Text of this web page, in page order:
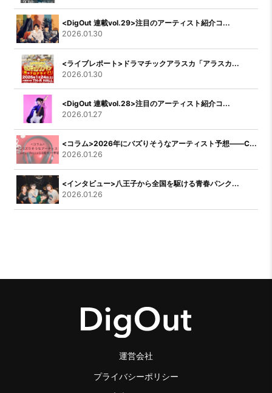
<DigOut 連載vol.29>注目のアーティスト紹介コ...
2026.01.30
<ライブレポート>ドラマチックアラスカ「アラスカ...
2026.01.30
<DigOut 連載vol.28>注目のアーティスト紹介コ...
2026.01.27
<コラム>2026年にバズりそうなアーティスト予想――C...
2026.01.26
<インタビュー>八王子から全国を駆ける青春パンク...
2026.01.26
運営会社
プライバシーポリシー